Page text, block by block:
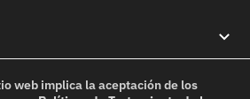
web implica la aceptación de los